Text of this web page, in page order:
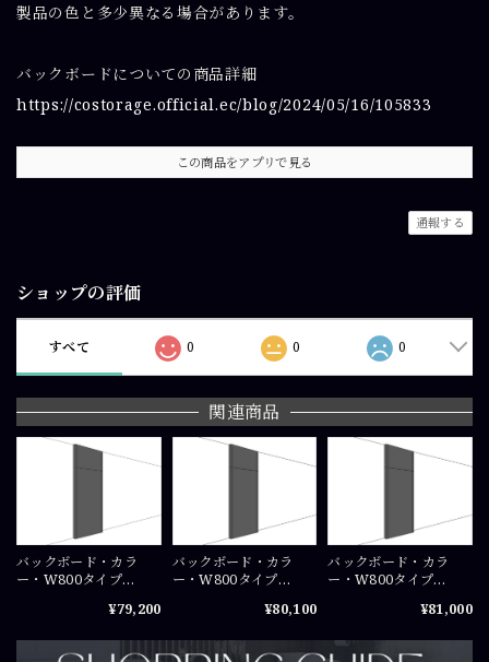
製品の色と多少異なる場合があります。
バックボードについての商品詳細
https://costorage.official.ec/blog/2024/05/16/105833
この商品をアプリで見る
通報する
ショップの評価
すべて 0 0 0
関連商品
バックボード・カラ
ー・W800タイプ
×H2300（mm）COS-
¥79,200
バックボード・カラ
ー・W800タイプ
×H2350（mm）COS-
¥80,100
バックボード・カラ
ー・W800タイプ
×H2400（mm）COS-
¥81,000